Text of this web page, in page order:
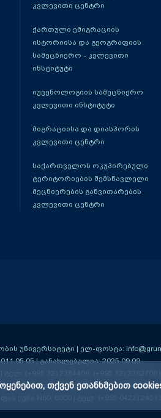
კვლევითი ცენტრი
ქართული ემიგრაციის
ისტორიისა და გეოგრაფიის
სამეცნიერო - კვლევითი
ინსტიტუტი
იუვენოლოგიის სამეცნიერო
კვლევითი ინსტიტუტი
მიგრაციისა და დიასპორის
კვლევითი ცენტრი
საქართველოს ოკუპირებული
ტერიტორიების შემსწავლელი
მეცნიერების განვითარების
კვლევითი ცენტრი
უნივერსიტეტი | ელ-ფოსტა:
| განახლებულია: 2025.09.09
ხეივანი მე-13 კმ); 0159|
ქუჩა N60; 6000
თქვენ ეთანხმებით